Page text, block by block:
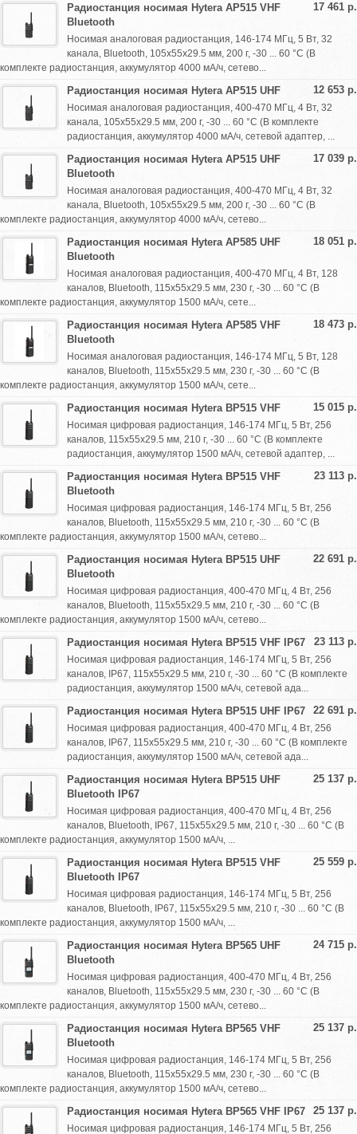
17 461 р.
Радиостанция носимая Hytera AP515 VHF
Bluetooth
Носимая аналоговая радиостанция, 146-174 МГц, 5 Вт, 32
канала, Bluetooth, 105х55х29.5 мм, 200 г, -30 ... 60 °С (В
комплекте радиостанция, аккумулятор 4000 мА/ч, сетево...
12 653 р.
Радиостанция носимая Hytera AP515 UHF
Носимая аналоговая радиостанция, 400-470 МГц, 4 Вт, 32
канала, 105х55х29.5 мм, 200 г, -30 ... 60 °С (В комплекте
радиостанция, аккумулятор 4000 мА/ч, сетевой адаптер, ...
17 039 р.
Радиостанция носимая Hytera AP515 UHF
Bluetooth
Носимая аналоговая радиостанция, 400-470 МГц, 4 Вт, 32
канала, Bluetooth, 105х55х29.5 мм, 200 г, -30 ... 60 °С (В
комплекте радиостанция, аккумулятор 4000 мА/ч, сетево...
18 051 р.
Радиостанция носимая Hytera AP585 UHF
Bluetooth
Носимая аналоговая радиостанция, 400-470 МГц, 4 Вт, 128
каналов, Bluetooth, 115х55х29.5 мм, 230 г, -30 ... 60 °С (В
комплекте радиостанция, аккумулятор 1500 мА/ч, сете...
18 473 р.
Радиостанция носимая Hytera AP585 VHF
Bluetooth
Носимая аналоговая радиостанция, 146-174 МГц, 5 Вт, 128
каналов, Bluetooth, 115х55х29.5 мм, 230 г, -30 ... 60 °С (В
комплекте радиостанция, аккумулятор 1500 мА/ч, сете...
15 015 р.
Радиостанция носимая Hytera BP515 VHF
Носимая цифровая радиостанция, 146-174 МГц, 5 Вт, 256
каналов, 115х55х29.5 мм, 210 г, -30 ... 60 °С (В комплекте
радиостанция, аккумулятор 1500 мА/ч, сетевой адаптер, ...
23 113 р.
Радиостанция носимая Hytera BP515 VHF
Bluetooth
Носимая цифровая радиостанция, 146-174 МГц, 5 Вт, 256
каналов, Bluetooth, 115х55х29.5 мм, 210 г, -30 ... 60 °С (В
комплекте радиостанция, аккумулятор 1500 мА/ч, сетево...
22 691 р.
Радиостанция носимая Hytera BP515 UHF
Bluetooth
Носимая цифровая радиостанция, 400-470 МГц, 4 Вт, 256
каналов, Bluetooth, 115х55х29.5 мм, 210 г, -30 ... 60 °С (В
комплекте радиостанция, аккумулятор 1500 мА/ч, сетево...
23 113 р.
Радиостанция носимая Hytera BP515 VHF IP67
Носимая цифровая радиостанция, 146-174 МГц, 5 Вт, 256
каналов, IP67, 115х55х29.5 мм, 210 г, -30 ... 60 °С (В комплекте
радиостанция, аккумулятор 1500 мА/ч, сетевой ада...
22 691 р.
Радиостанция носимая Hytera BP515 UHF IP67
Носимая цифровая радиостанция, 400-470 МГц, 4 Вт, 256
каналов, IP67, 115х55х29.5 мм, 210 г, -30 ... 60 °С (В комплекте
радиостанция, аккумулятор 1500 мА/ч, сетевой ада...
25 137 р.
Радиостанция носимая Hytera BP515 UHF
Bluetooth IP67
Носимая цифровая радиостанция, 400-470 МГц, 4 Вт, 256
каналов, Bluetooth, IP67, 115х55х29.5 мм, 210 г, -30 ... 60 °С (В
комплекте радиостанция, аккумулятор 1500 мА/ч, ...
25 559 р.
Радиостанция носимая Hytera BP515 VHF
Bluetooth IP67
Носимая цифровая радиостанция, 146-174 МГц, 5 Вт, 256
каналов, Bluetooth, IP67, 115х55х29.5 мм, 210 г, -30 ... 60 °С (В
комплекте радиостанция, аккумулятор 1500 мА/ч, ...
24 715 р.
Радиостанция носимая Hytera BP565 UHF
Bluetooth
Носимая цифровая радиостанция, 400-470 МГц, 4 Вт, 256
каналов, Bluetooth, 115х55х29.5 мм, 230 г, -30 ... 60 °С (В
комплекте радиостанция, аккумулятор 1500 мА/ч, сетево...
25 137 р.
Радиостанция носимая Hytera BP565 VHF
Bluetooth
Носимая цифровая радиостанция, 146-174 МГц, 5 Вт, 256
каналов, Bluetooth, 115х55х29.5 мм, 230 г, -30 ... 60 °С (В
комплекте радиостанция, аккумулятор 1500 мА/ч, сетево...
25 137 р.
Радиостанция носимая Hytera BP565 VHF IP67
Носимая цифровая радиостанция, 146-174 МГц, 5 Вт, 256